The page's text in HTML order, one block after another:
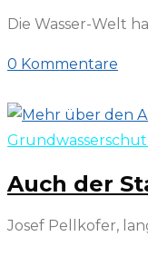
Die Wasser-Welt
0 Kommentare
Auch der
Josef Pellkofer,